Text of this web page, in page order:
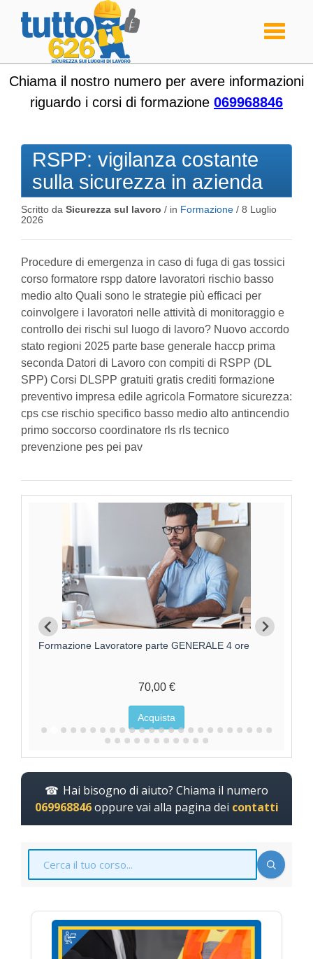
Toggle
Chiama il nostro numero per avere informazioni
riguardo i corsi di formazione 069968846
RSPP: vigilanza costante
sulla sicurezza in azienda
Scritto da Sicurezza sul lavoro / in Formazione / 8 Luglio
2026
Procedure di emergenza in caso di fuga di gas tossici
corso formatore rspp datore lavoratori rischio basso
medio alto Quali sono le strategie più efficaci per
coinvolgere i lavoratori nelle attività di monitoraggio e
controllo dei rischi sul luogo di lavoro? Nuovo accordo
stato regioni 2025 parte base generale haccp prima
seconda Datori di Lavoro con compiti di RSPP (DL
SPP) Corsi DLSPP gratuiti gratis crediti formazione
preventivo impresa edile agricola Formatore sicurezza:
cps cse rischio specifico basso medio alto antincendio
primo soccorso coordinatore rls rls tecnico
prevenzione pes pei pav
Formazione Lavoratore parte GENERALE 4 ore
70,00 €
Acquista
Hai bisogno di aiuto? Chiama il numero
069968846oppure vai alla pagina dei contatti